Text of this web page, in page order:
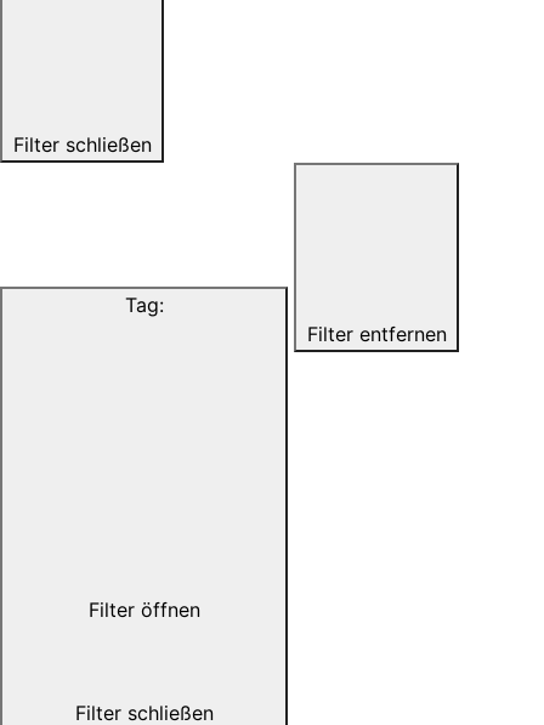
Filter schließen
Tag:
Filter öffnen
Filter schließen
Filter entfernen